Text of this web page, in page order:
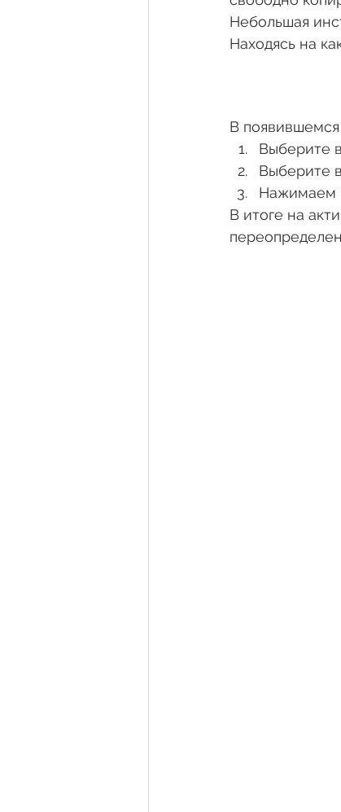
Небольшая
Находясь на
В
Выберите
Выберите
Нажимаем
В итоге на